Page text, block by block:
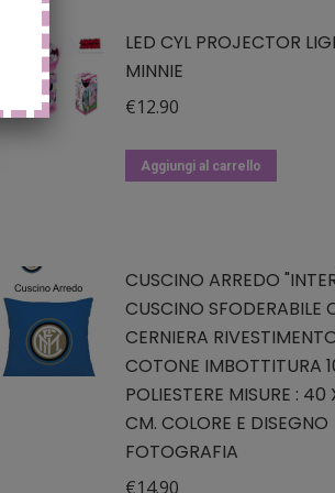
LED CYL PROJECTOR
MINNIE
€12.90
Aggiungi al carrello
CUSCINO ARREDO
CUSCINO SFODERABILE
CERNIERA
COTONE IMBOTTITURA
POLIESTERE MISURE : 40
CM. COLORE E DISEGNO
FOTOGRAFIA
€14.90